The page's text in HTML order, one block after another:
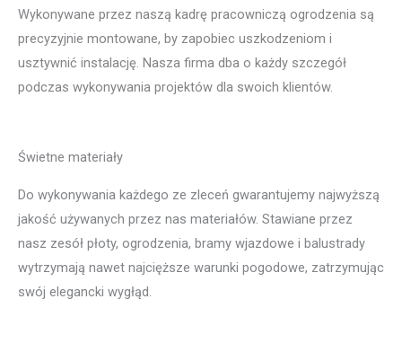
Wykonywane przez naszą kadrę pracowniczą ogrodzenia są
precyzyjnie montowane, by zapobiec uszkodzeniom i
usztywnić instalację. Nasza firma dba o każdy szczegół
podczas wykonywania projektów dla swoich klientów.
Świetne materiały
Do wykonywania każdego ze zleceń gwarantujemy najwyższą
jakość używanych przez nas materiałów. Stawiane przez
nasz zesół płoty, ogrodzenia, bramy wjazdowe i balustrady
wytrzymają nawet najcięższe warunki pogodowe, zatrzymując
swój elegancki wygłąd.